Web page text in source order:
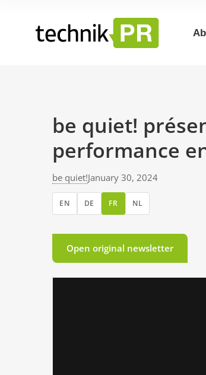
be quiet!
performance
be quiet!January 30, 2024
EN DE FR NL
Open original newsletter